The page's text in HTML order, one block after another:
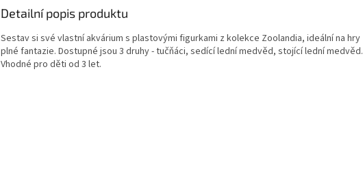
Detailní popis produktu
Sestav si své vlastní akvárium s plastovými figurkami z kolekce Zoolandia, ideální na hry
plné fantazie. Dostupné jsou 3 druhy - tučňáci, sedící lední medvěd, stojící lední medvěd.
Vhodné pro děti od 3 let.